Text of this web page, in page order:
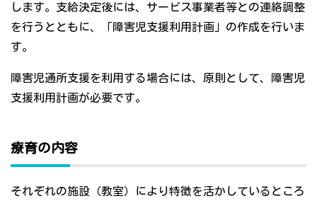
します。支給決定後には、サービス事業者等との連絡調整
を行うとともに、「障害児支援利用計画」の作成を行いま
す。
障害児通所支援を利用する場合には、原則として、障害児
支援利用計画が必要です。
療育の内容
それぞれの施設（教室）により特徴を活かしているところ